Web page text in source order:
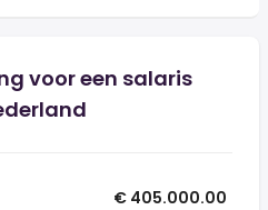
voor een salaris
€ 405.000.00